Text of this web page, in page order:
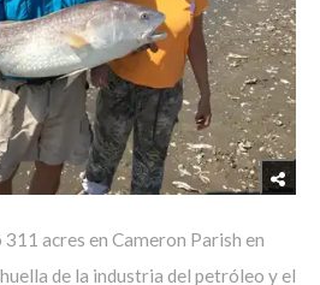
acres en Cameron Parish en
de la industria del petróleo y el